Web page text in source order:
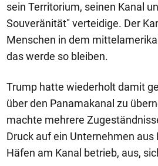
sein Territorium, seinen Kanal
Souveränität" verteidige. Der
Menschen in dem
das werde so bleiben.
Trump hatte wiederholt damit
über den Panamakanal zu
machte mehrere
Druck auf ein Unternehmen aus
Häfen am Kanal betrieb, aus,